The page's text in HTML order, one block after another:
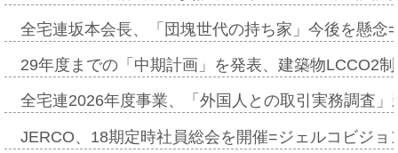
全宅連坂本会長、「団塊世代の持ち家」今後を懸
29年度までの「中期計画」を発表、建築物LCCO2
全宅連2026年度事業、「外国人との取引実務調査
JERCO、18期定時社員総会を開催=ジェルコビジ